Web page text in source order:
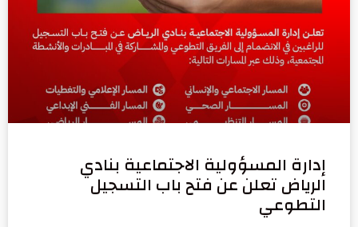
إدارة المسؤولية الاجتماعية بنادي
الرياض تعلن عن فتح باب التسجيل
التطوعي